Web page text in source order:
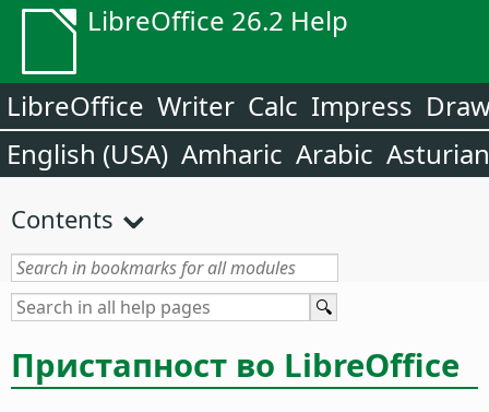
LibreOffice 26.2 Help
LibreOffice Writer Calc Impress
English (USA) Amharic Arabic Asturian
Contents
Пристапност во LibreOffice